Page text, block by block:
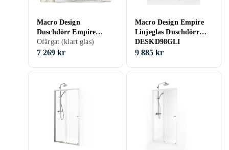
Macro Design
Duschdörr Empire
Nisch med Spröjs
DENI102SVKL
Ofärgat (klart glas)
7 269 kr
Macro Design Empire
Linjeglas Duschdörr
DESKD98GLI
9 885 kr